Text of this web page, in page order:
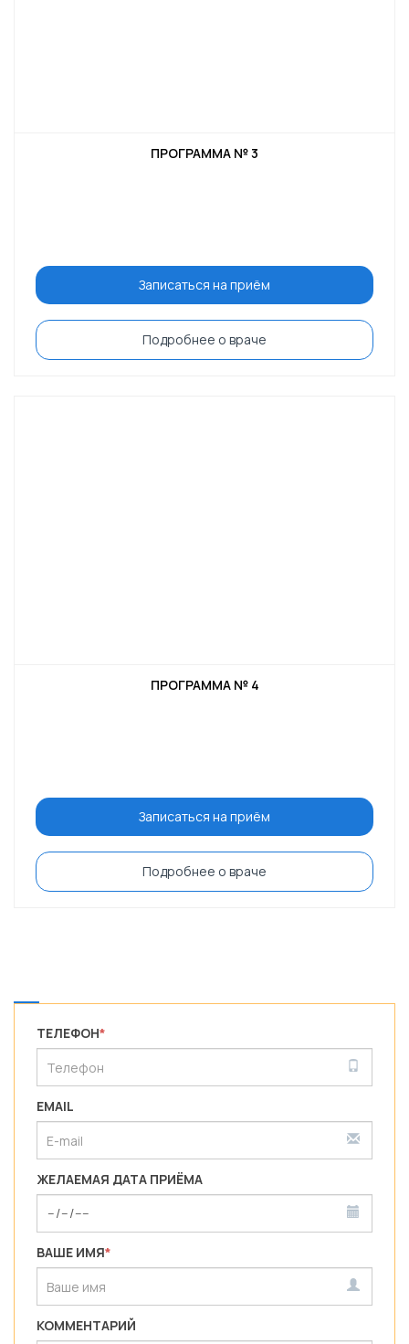
ПРОГРАММА № 3
Записаться на приём
Подробнее о враче
ПРОГРАММА № 4
Записаться на приём
Подробнее о враче
ТЕЛЕФОН*
EMAIL
ЖЕЛАЕМАЯ ДАТА ПРИЁМА
ВАШЕ ИМЯ*
КОММЕНТАРИЙ